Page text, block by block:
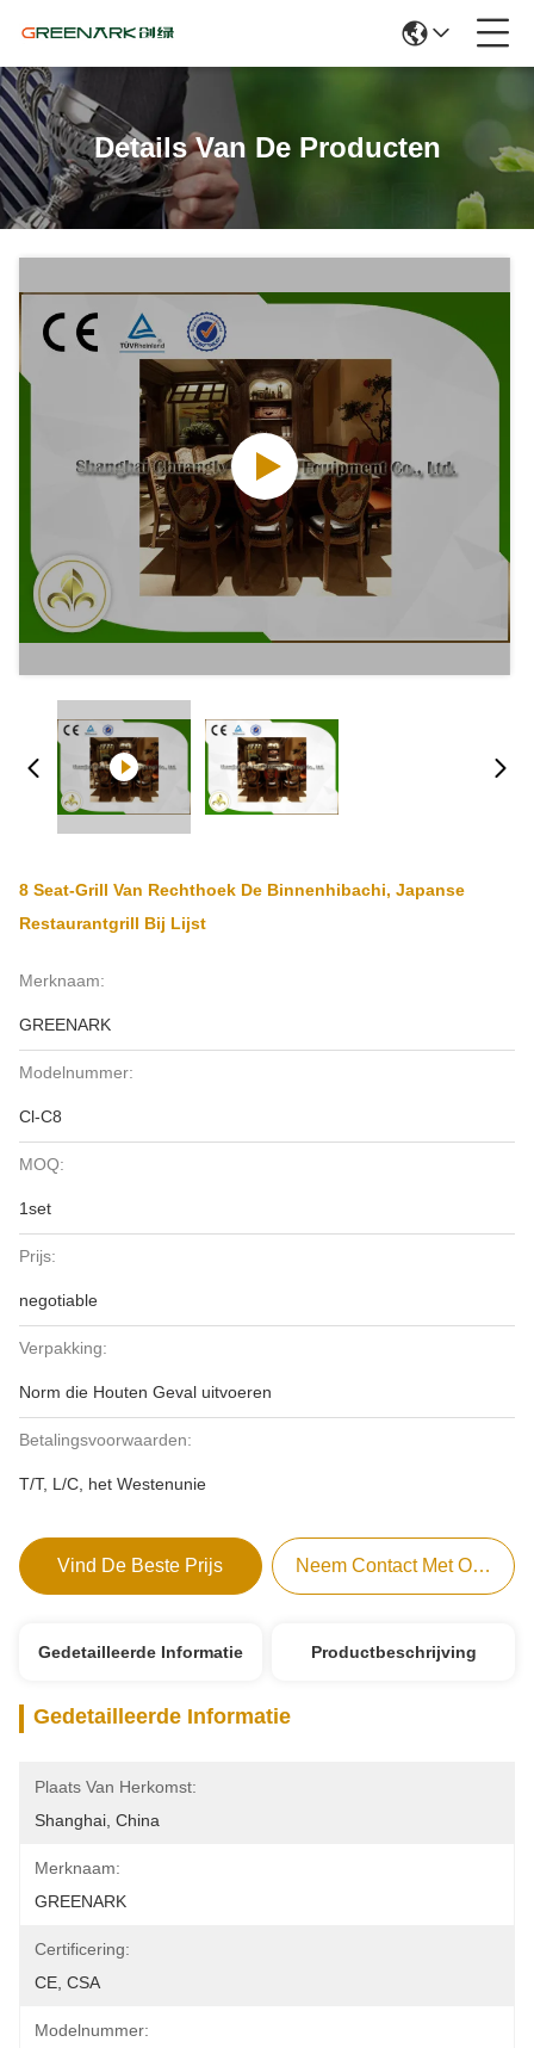
Details Van De Producten
8 Seat-Grill Van Rechthoek De Binnenhibachi, Japanse
Restaurantgrill Bij Lijst
Merknaam:
GREENARK
Modelnummer:
Cl-C8
MOQ:
1set
Prijs:
negotiable
Verpakking:
Norm die Houten Geval uitvoeren
Betalingsvoorwaarden:
T/T, L/C, het Westenunie
Vind De Beste Prijs Neem Contact Met Ons Op
Gedetailleerde Informatie Productbeschrijving
Gedetailleerde Informatie
Plaats Van Herkomst:
Shanghai, China
Merknaam:
GREENARK
Certificering:
CE, CSA
Modelnummer: